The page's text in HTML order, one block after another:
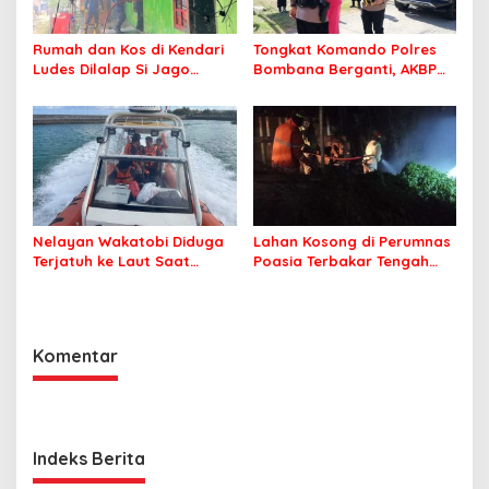
Rumah dan Kos di Kendari
Ludes Dilalap Si Jago
Tongkat Komando Polres
Bombana Berganti, AKBP
Kepolisian Bombana
Nelayan Wakatobi Diduga
Terjatuh ke Laut Saat
Lahan Kosong di Perumnas
Poasia Terbakar Tengah
Komentar
Indeks Berita